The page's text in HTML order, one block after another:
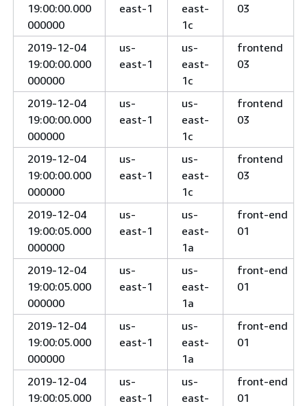
19:00:00.000
000000
east-1
east-
1c
03
2019-12-04
19:00:00.000
000000
us-
east-1
us-
east-
1c
frontend
03
2019-12-04
19:00:00.000
000000
us-
east-1
us-
east-
1c
frontend
03
2019-12-04
19:00:00.000
000000
us-
east-1
us-
east-
1c
frontend
03
2019-12-04
19:00:05.000
000000
us-
east-1
us-
east-
1a
front-end
01
2019-12-04
19:00:05.000
000000
us-
east-1
us-
east-
1a
front-end
01
2019-12-04
19:00:05.000
000000
us-
east-1
us-
east-
1a
front-end
01
2019-12-04
19:00:05.000
us-
east-1
us-
east-
front-end
01